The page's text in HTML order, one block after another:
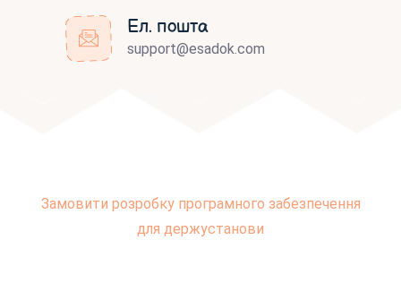
Ел. пошта
support@esadok.com
Замовити розробку програмного забезпечення
для держустанови